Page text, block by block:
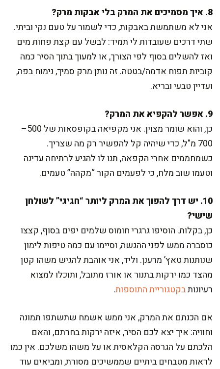
8. איך מסמיכים את המרק בלי אבקות מרק?
אני לא משתמשת באבקות, כדי לשמור על טעם נקי וביתי.
שתי דרכים שעובדות לי תמיד: לבשל עם קצת פחות מים
ואז להשלים בסוף לפי הצורך, או למעוך בתוך הסיר כמה
קוביות תפוח אדמה/בטטה. זה נותן מרק סמיך, נימוח בפה,
ועדיין טבעי ובריא.
9. אפשר להקפיא את המרק?
כן, והוא שומר מצוין. אני מקפיאה בקופסאות של 500–
700 מ"ל, כדי שיהיה קל להפשיר רק מה שצריך.
כשמחממים אחרי הקפאה, תנו לו להגיע לרתיחה עדינה
וטעמו שוב מלח, כי לפעמים הקור “מקהה” טעמים.
10. יש דרך להפוך את המרק ליותר “חגיגי” לשולחן
שישי?
כן, בקלות. הוסיפו גרגרי חומוס שלמים יפים בסוף, קצצו
כוסברה ממש לפני ההגשה, וסיימו עם כמה טיפות לימון
שנותנות טאץ’ מרענן. וליד, אני אוהבת להגיש משהו קטן
מהצד כמו ירקות בתנור או אורז מתובל, ותוכלו למצוא
רעיונותבקטגוריית התוספות.
אם הכנתם את המרק, אני ממש אשמח שתשתפו תמונה
וחוויה: איך יצא לכם הסיר, איזה ירקות בחרתם, והאם
הלכתם על הגרסה הקלאסית או על משהו משלכם. אין כמו
לראות מטבחים ביתיים שממשיכים מסורת, ומביאים עוד